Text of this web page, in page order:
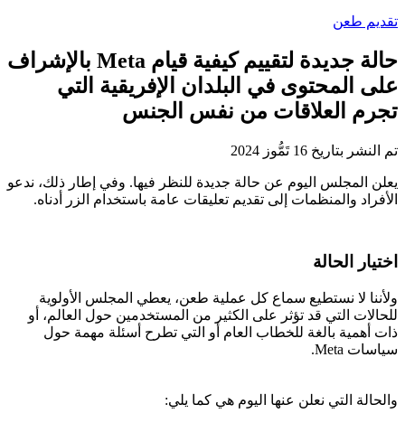
حالة جديدة لتقييم كيفية قيام Meta بالإشراف
على المحتوى في البلدان الإفريقية التي
تجرم العلاقات من نفس الجنس
تم النشر بتاريخ 16 تَمُّوز 2024
يعلن المجلس اليوم عن حالة جديدة للنظر فيها. وفي إطار ذلك، ندعو
الأفراد والمنظمات إلى تقديم تعليقات عامة باستخدام الزر أدناه.
اختيار الحالة
ولأننا لا نستطيع سماع كل عملية طعن، يعطي المجلس الأولوية
للحالات التي قد تؤثر على الكثير من المستخدمين حول العالم، أو
ذات أهمية بالغة للخطاب العام أو التي تطرح أسئلة مهمة حول
سياسات Meta.
والحالة التي نعلن عنها اليوم هي كما يلي: